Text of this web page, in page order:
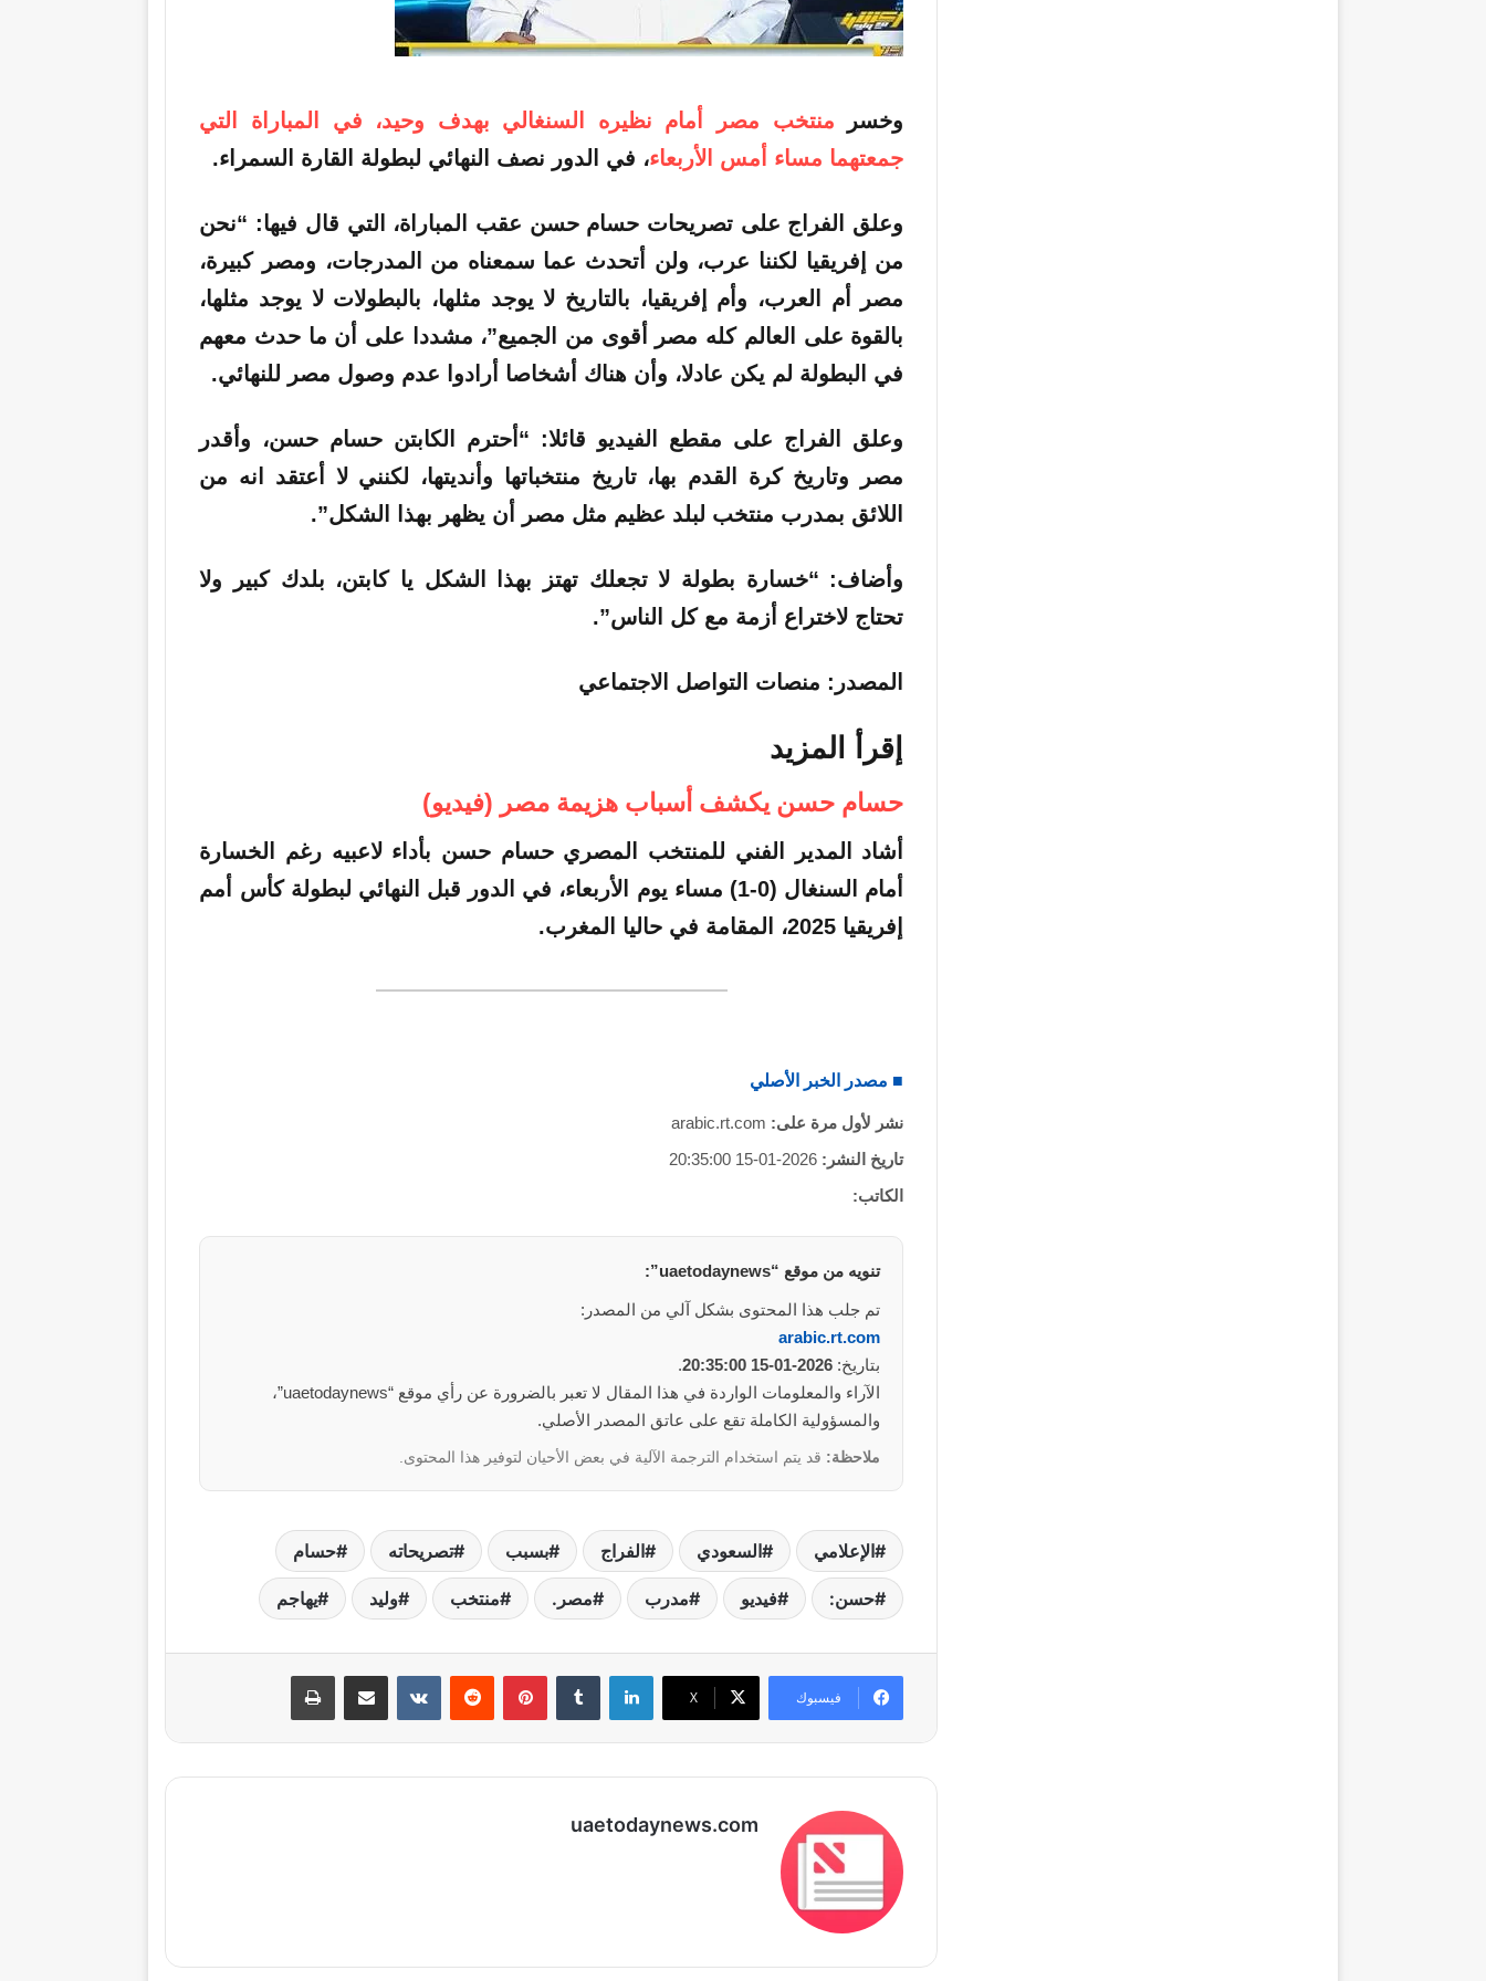
وخسر منتخب مصر أمام نظيره السنغالي بهدف وحيد، في المباراة التي
جمعتهما مساء أمس الأربعاء، في الدور نصف النهائي لبطولة القارة السمراء.
وعلق الفراج على تصريحات حسام حسن عقب المباراة، التي قال فيها: “نحن
من إفريقيا لكننا عرب، ولن أتحدث عما سمعناه من المدرجات، ومصر كبيرة،
مصر أم العرب، وأم إفريقيا، بالتاريخ لا يوجد مثلها، بالبطولات لا يوجد مثلها،
بالقوة على العالم كله مصر أقوى من الجميع”، مشددا على أن ما حدث معهم
في البطولة لم يكن عادلا، وأن هناك أشخاصا أرادوا عدم وصول مصر للنهائي.
وعلق الفراج على مقطع الفيديو قائلا: “أحترم الكابتن حسام حسن، وأقدر
مصر وتاريخ كرة القدم بها، تاريخ منتخباتها وأنديتها، لكنني لا أعتقد انه من
اللائق بمدرب منتخب لبلد عظيم مثل مصر أن يظهر بهذا الشكل”.
وأضاف: “خسارة بطولة لا تجعلك تهتز بهذا الشكل يا كابتن، بلدك كبير ولا
تحتاج لاختراع أزمة مع كل الناس”.
المصدر: منصات التواصل الاجتماعي
إقرأ المزيد
حسام حسن يكشف أسباب هزيمة مصر (فيديو)
أشاد المدير الفني للمنتخب المصري حسام حسن بأداء لاعبيه رغم الخسارة
أمام السنغال (0-1) مساء يوم الأربعاء، في الدور قبل النهائي لبطولة كأس أمم
إفريقيا 2025، المقامة في حاليا المغرب.
■ مصدر الخبر الأصلي
نشر لأول مرة على: arabic.rt.com
تاريخ النشر: 2026-01-15 20:35:00
الكاتب:
تنويه من موقع “uaetodaynews”:
تم جلب هذا المحتوى بشكل آلي من المصدر:
arabic.rt.com
بتاريخ: 2026-01-15 20:35:00
.
الآراء والمعلومات الواردة في هذا المقال لا تعبر بالضرورة عن رأي موقع “uaetodaynews”،
والمسؤولية الكاملة تقع على عاتق المصدر الأصلي.
ملاحظة: قد يتم استخدام الترجمة الآلية في بعض الأحيان لتوفير هذا المحتوى.
الإعلامي السعودي الفراج بسبب تصريحاته حسام
حسن: فيديو مدرب مصر. منتخب وليد يهاجم
فيسبوك ‫X
لينكدإن ‏Tumblr بينتيريست
‏Reddit
‏VKontakte مشاركة عبر البريد طباعة
uaetodaynews.com